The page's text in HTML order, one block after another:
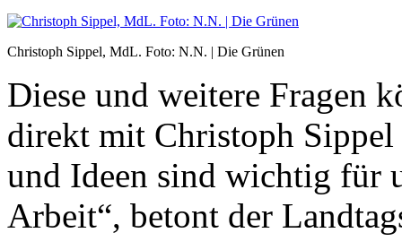
Christoph Sippel, MdL. Foto: N.N. | Die Grünen
Diese und weitere Fragen
direkt mit Christoph Sippel
und Ideen sind wichtig für
Arbeit“, betont der